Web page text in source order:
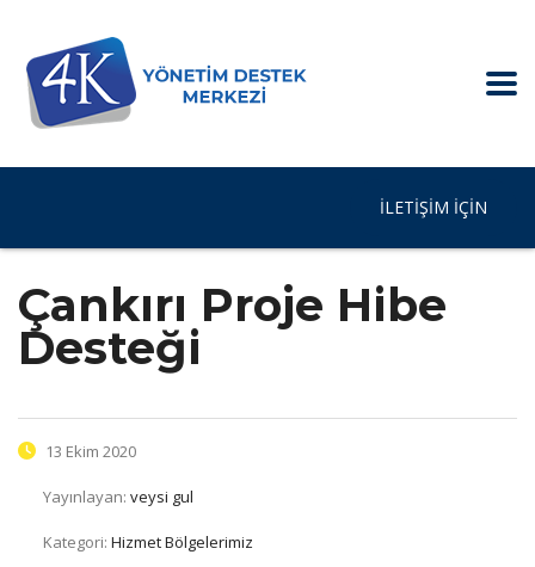
İLETIŞIM IÇIN
Çankırı Proje Hibe
Desteği
13 Ekim 2020
Yayınlayan: veysi gul
Kategori: Hizmet Bölgelerimiz